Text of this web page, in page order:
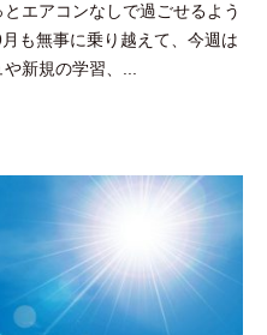
エアコンなしで過ごせるよう
も無事に乗り越えて、今週は
新規の学習、...